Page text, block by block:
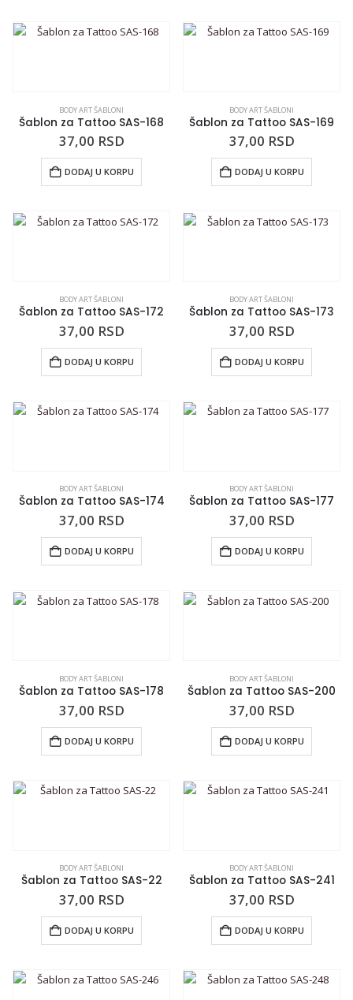
BODY ART ŠABLONI
Šablon za Tattoo SAS-168
37,00 RSD
DODAJ U KORPU
BODY ART ŠABLONI
Šablon za Tattoo SAS-169
37,00 RSD
DODAJ U KORPU
BODY ART ŠABLONI
Šablon za Tattoo SAS-172
37,00 RSD
DODAJ U KORPU
BODY ART ŠABLONI
Šablon za Tattoo SAS-173
37,00 RSD
DODAJ U KORPU
BODY ART ŠABLONI
Šablon za Tattoo SAS-174
37,00 RSD
DODAJ U KORPU
BODY ART ŠABLONI
Šablon za Tattoo SAS-177
37,00 RSD
DODAJ U KORPU
BODY ART ŠABLONI
Šablon za Tattoo SAS-178
37,00 RSD
DODAJ U KORPU
BODY ART ŠABLONI
Šablon za Tattoo SAS-200
37,00 RSD
DODAJ U KORPU
BODY ART ŠABLONI
Šablon za Tattoo SAS-22
37,00 RSD
DODAJ U KORPU
BODY ART ŠABLONI
Šablon za Tattoo SAS-241
37,00 RSD
DODAJ U KORPU